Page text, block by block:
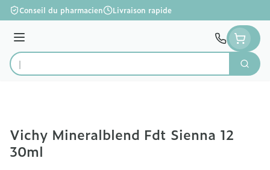
Aller au contenu
Conseil du pharmacien Livraison rapide
Menu
Rechercher
Vichy Mineralblend Fdt Sienna 12
30ml